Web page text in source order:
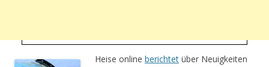
Heise online berichtet über Neuigkeiten